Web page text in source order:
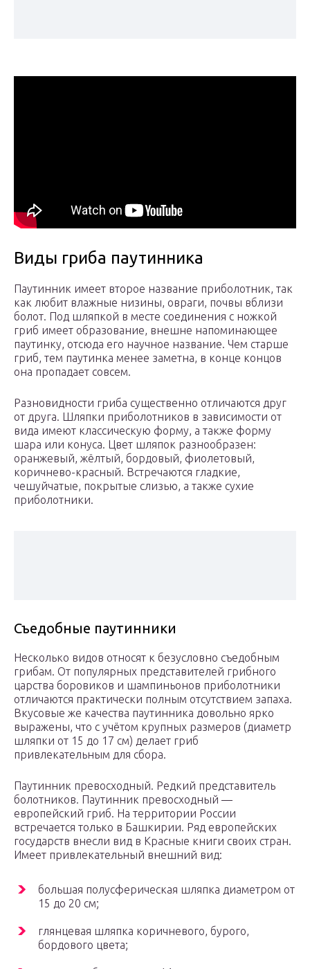
Виды гриба паутинника
Паутинник имеет второе название приболотник, так
как любит влажные низины, овраги, почвы вблизи
болот. Под шляпкой в месте соединения с ножкой
гриб имеет образование, внешне напоминающее
паутинку, отсюда его научное название. Чем старше
гриб, тем паутинка менее заметна, в конце концов
она пропадает совсем.
Разновидности гриба существенно отличаются друг
от друга. Шляпки приболотников в зависимости от
вида имеют классическую форму, а также форму
шара или конуса. Цвет шляпок разнообразен:
оранжевый, жёлтый, бордовый, фиолетовый,
коричнево-красный. Встречаются гладкие,
чешуйчатые, покрытые слизью, а также сухие
приболотники.
Съедобные паутинники
Несколько видов относят к безусловно съедобным
грибам. От популярных представителей грибного
царства боровиков и шампиньонов приболотники
отличаются практически полным отсутствием запаха.
Вкусовые же качества паутинника довольно ярко
выражены, что с учётом крупных размеров (диаметр
шляпки от 15 до 17 см) делает гриб
привлекательным для сбора.
Паутинник превосходный. Редкий представитель
болотников. Паутинник превосходный —
европейский гриб. На территории России
встречается только в Башкирии. Ряд европейских
государств внесли вид в Красные книги своих стран.
Имеет привлекательный внешний вид:
большая полусферическая шляпка диаметром от
15 до 20 см;
глянцевая шляпка коричневого, бурого,
бордового цвета;